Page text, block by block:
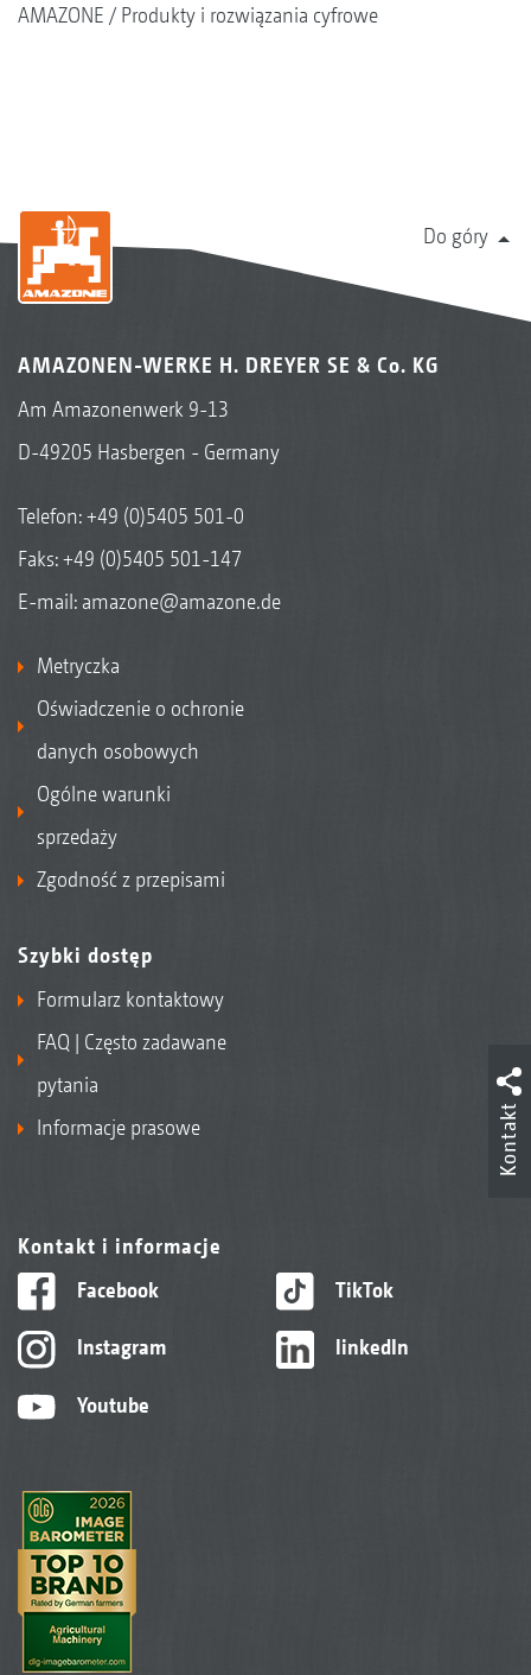
AMAZONE Produkty i rozwiązania cyfrowe
Do góry
AMAZONEN-WERKE H. DREYER SE & Co. KG
Am Amazonenwerk 9-13
D-49205 Hasbergen - Germany
Telefon:+49 (0)5405 501-0
Faks: +49 (0)5405 501-147
E-mail: amazone@amazone.de
Metryczka
Oświadczenie o ochronie
danych osobowych
Ogólne warunki
sprzedaży
Zgodność z przepisami
Szybki dostęp
Formularz kontaktowy
FAQ | Często zadawane
pytania
Informacje prasowe
Kontakt i informacje
Facebook
Instagram
Youtube
TikTok
linkedIn
Kontakt